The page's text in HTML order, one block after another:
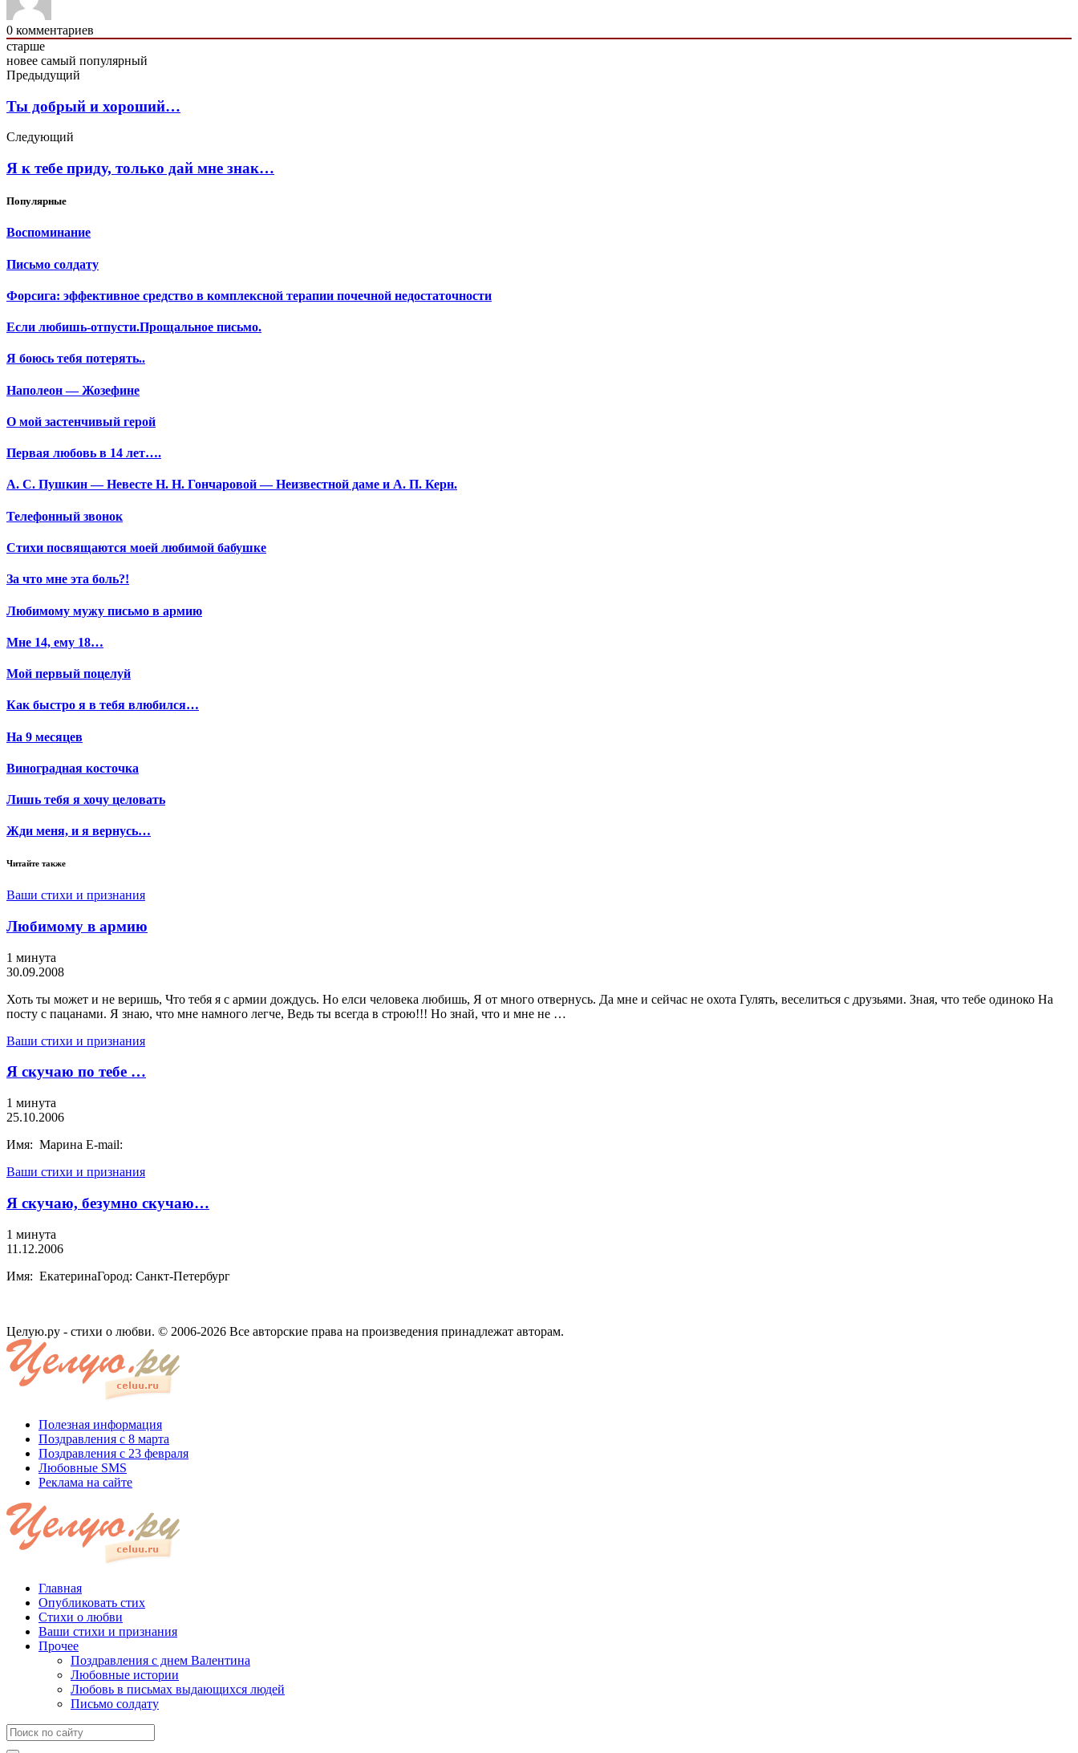
0 комментариев
старше
новее самый популярный
Предыдущий
Ты добрый и хороший…
Следующий
Я к тебе приду, только дай мне знак…
Популярные
Воспоминание
Письмо солдату
Форсига: эффективное средство в комплексной терапии почечной недостаточности
Если любишь-отпусти.Прощальное письмо.
Я боюсь тебя потерять..
Наполеон — Жозефине
О мой застенчивый герой
Первая любовь в 14 лет….
А. С. Пушкин — Невесте Н. Н. Гончаровой — Неизвестной даме и А. П. Керн.
Телефонный звонок
Стихи посвящаются моей любимой бабушке
За что мне эта боль?!
Любимому мужу письмо в армию
Мне 14, ему 18…
Мой первый поцелуй
Как быстро я в тебя влюбился…
На 9 месяцев
Виноградная косточка
Лишь тебя я хочу целовать
Жди меня, и я вернусь…
Читайте также
Ваши стихи и признания
Любимому в армию
1 минута
30.09.2008
Хоть ты может и не веришь, Что тебя я с армии дождусь. Но елси человека любишь, Я от много отвернусь. Да мне и сейчас не охота Гулять, веселиться с друзьями. Зная, что тебе одиноко На
посту с пацанами. Я знаю, что мне намного легче, Ведь ты всегда в строю!!! Но знай, что и мне не …
Ваши стихи и признания
Я скучаю по тебе …
1 минута
25.10.2006
Имя: Марина E-mail:
Ваши стихи и признания
Я скучаю, безумно скучаю…
1 минута
11.12.2006
Имя: ЕкатеринаГород: Санкт-Петербург
Целую.ру - стихи о любви. © 2006-2026 Все авторские права на произведения принадлежат авторам.
Полезная информация
Поздравления с 8 марта
Поздравления с 23 февраля
Любовные SMS
Реклама на сайте
Главная
Опубликовать стих
Стихи о любви
Ваши стихи и признания
Прочее
Поздравления с днем Валентина
Любовные истории
Любовь в письмах выдающихся людей
Письмо солдату